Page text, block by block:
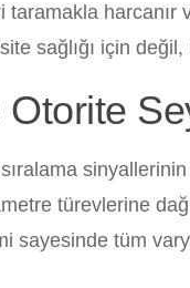
sağlığı için
türevlerine
tüm